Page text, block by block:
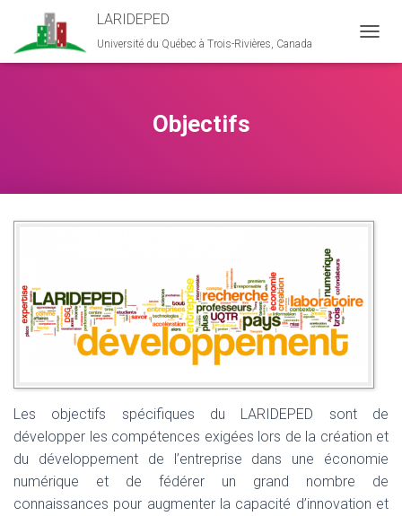
LARIDEPED
Université du Québec à Trois-Rivières, Canada
É
Objectifs
Les objectifs spécifiques du LARIDEPED sont de
développer les compétences exigées lors de la création et
du développement de l’entreprise dans une économie
numérique et de fédérer un grand nombre de
connaissances pour augmenter la capacité d’innovation et